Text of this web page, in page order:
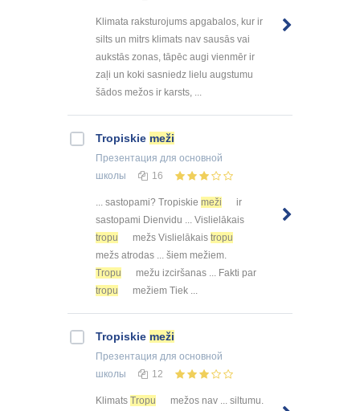
Klimata raksturojums apgabalos, kur ir
silts un mitrs klimats nav sausās vai
aukstās zonas, tāpēc augi vienmēr ir
zaļi un koki sasniedz lielu augstumu
šādos mežos ir karsts, ...
Tropiskie meži
Презентация для основной
школы
16
... sastopami? Tropiskie meži
ir
sastopami Dienvidu ... Vislielākais
tropu
mežs Vislielākais tropu
mežs atrodas ... šiem mežiem.
Tropu
mežu izciršanas ... Fakti par
tropu
mežiem Tiek ...
Tropiskie meži
Презентация для основной
школы
12
Klimats Tropu
mežos nav ... siltumu.